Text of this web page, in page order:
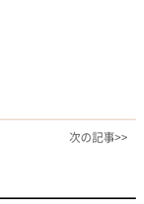
次の記事>>